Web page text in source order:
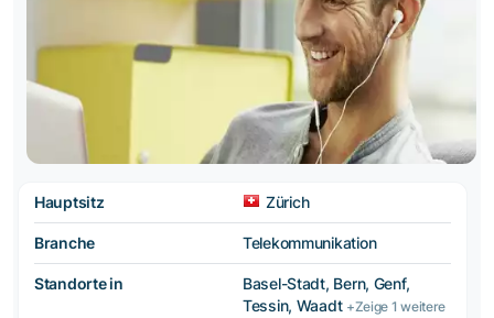
Hauptsitz Zürich
Branche Telekommunikation
Standorte in
Basel-Stadt, Bern, Genf,
Tessin, Waadt +Zeige 1 weitere